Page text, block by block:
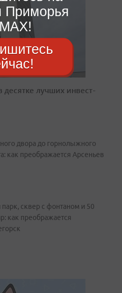
лучших инвест-
двора до горнолыжного
как преображается Арсеньев
сквер с фонтаном и 50
как преображается
Приморья